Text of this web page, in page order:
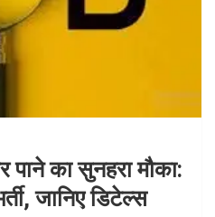
पाने का सुनहरा मौका:
जानिए डिटेल्स